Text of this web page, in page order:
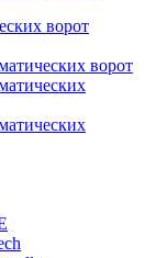
ворот
ворот